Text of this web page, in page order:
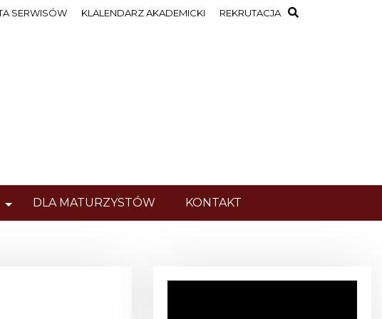
SERWISÓW KLALENDARZ AKADEMICKI REKRUTACJA
DLA MATURZYSTÓW KONTAKT